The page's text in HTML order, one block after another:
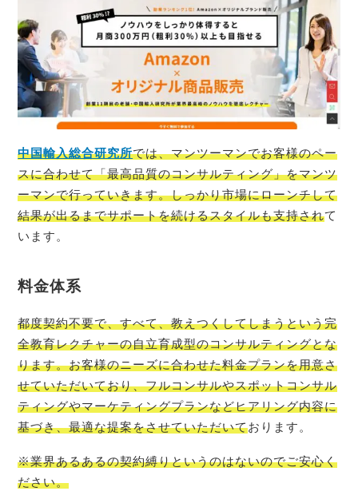
中国輸入総合研究所では、マンツーマンでお客様のペー
スに合わせて「最高品質のコンサルティング」をマンツ
ーマンで行っていきます。しっかり市場にローンチして
結果が出るまでサポートを続けるスタイルも支持されて
います。
料金体系
都度契約不要で、すべて、教えつくしてしまうという完
全教育レクチャーの自立育成型のコンサルティングとな
ります。お客様のニーズに合わせた料金プランを用意さ
せていただいており、フルコンサルやスポットコンサル
ティングやマーケティングプランなどヒアリング内容に
基づき、最適な提案をさせていただいております。
※業界あるあるの契約縛りというのはないのでご安心く
ださい。